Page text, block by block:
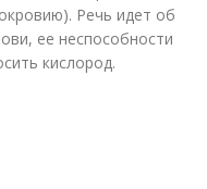
Речь идет об
ее неспособности
кислород.